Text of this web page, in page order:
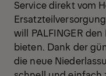
Service direkt vom
will PALFINGER
bieten. Dank der
die neue